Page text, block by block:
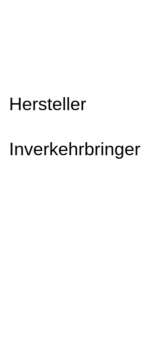
Hersteller
Inverkehrbringer